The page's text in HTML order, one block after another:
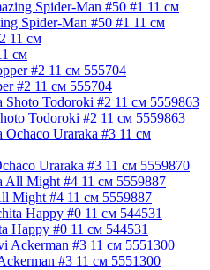
Spider-Man #50 #1 11 см
см
#2 11 см 555704
Todoroki #2 11 см 5559863
Uraraka #3 11 см 5559870
Might #4 11 см 5559887
Happy #0 11 см 544531
#3 11 см 5551300